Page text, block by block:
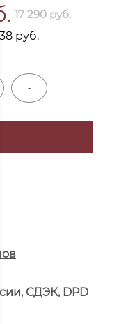
17 290 руб.
руб.
-
СДЭК, DPD